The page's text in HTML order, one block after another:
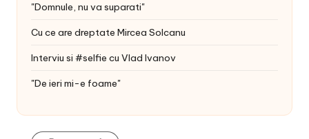
"Domnule, nu va suparati"
Cu ce are dreptate Mircea Solcanu
Interviu si #selfie cu Vlad Ivanov
"De ieri mi-e foame"